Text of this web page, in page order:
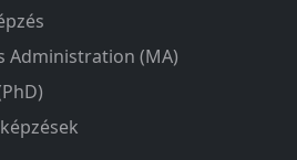
Administration (MA)